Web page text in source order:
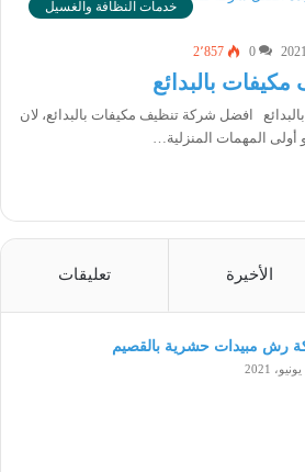
خدمات النظافة والغسيل
0 2٬857
بالبدائع
افضل شركة تنظيف مكيفات بالبدائع، لان
المهمات المنزلية…
الأخيرة تعليقات
رش مبيدات حشرية بالقصيم